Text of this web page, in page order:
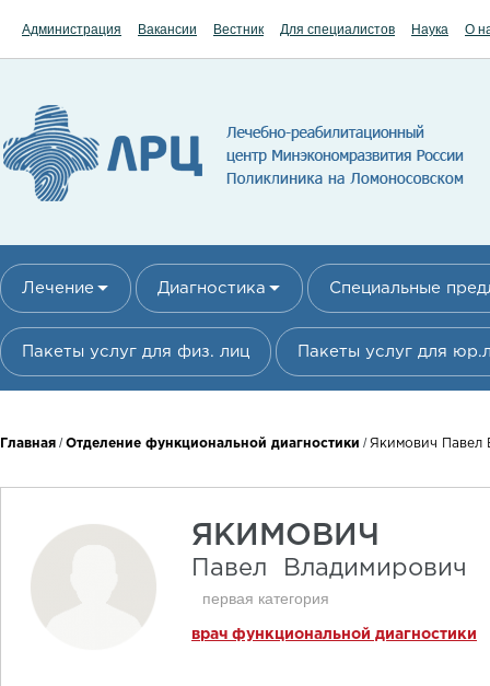
Администрация Вакансии Вестник Для специалистов Наука О
Лечение Диагностика Специальные
Пакеты услуг для физ. лиц Пакеты услуг для
Вы здесь
Главная /Отделение функциональной диагностики /Якимович Павел
ЯКИМОВИЧ
Павел Владимирович
первая категория
врач функциональной диагностики